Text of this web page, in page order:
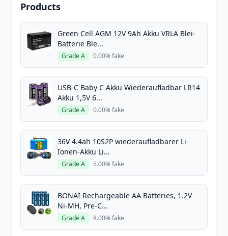
Products
Green Cell AGM 12V 9Ah Akku VRLA Blei-
Batterie Ble...
Grade A 0.00% fake
USB-C Baby C Akku Wiederaufladbar LR14
Akku 1,5V 6...
Grade A 0.00% fake
36V 4.4ah 10S2P wiederaufladbarer Li-
Ionen-Akku Li...
Grade A 5.00% fake
BONAI Rechargeable AA Batteries, 1.2V
Ni-MH, Pre-C...
Grade A 8.00% fake